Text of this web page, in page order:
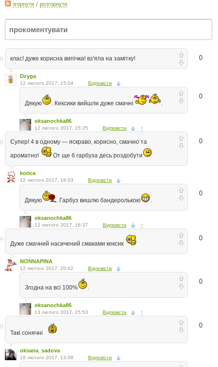
згорнути / розгорнути
0
клас! дуже корисна випічка! вз'яла на замітку!
Dzyga
12 лютого 2017, 15:04 Відповісти
0
Дякую . Кексики вийшли дуже смачні
oksanochka86
12 лютого 2017, 15:25 Відповісти ↑
0
Супер! 4 в одному — яскраво, корисно, смачно та
ароматно!
От ще б гарбуза десь роздобути
korica
12 лютого 2017, 16:03 Відповісти
0
Дякую . Гарбуз вишлю бандеролькою
oksanochka86
12 лютого 2017, 16:37 Відповісти ↑
0
Дуже смачний насичений смаками кексик
NONNAPINA
12 лютого 2017, 20:02 Відповісти
0
Згодна на всі 100%
oksanochka86
13 лютого 2017, 15:53 Відповісти ↑
0
Такі сонячні
oksana_sadova
16 лютого 2017, 13:08 Відповісти